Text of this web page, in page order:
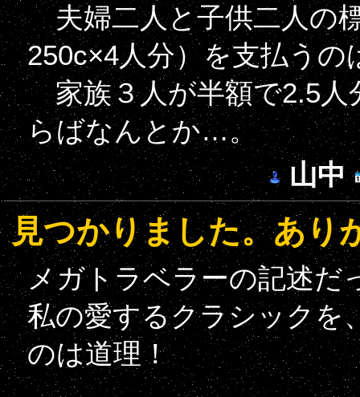
夫婦二人と子供二人の
250c×4人分）を支払うの
家族３人が半額で2.5人
らばなんとか…。
山中
見つかりました。あり
メガトラベラーの記述だ
私の愛するクラシックを
のは道理！